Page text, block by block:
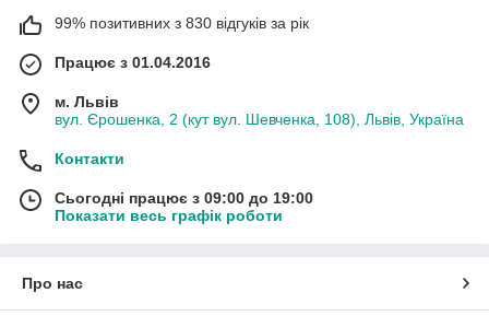
99% позитивних з 830 відгуків за рік
Працює з 01.04.2016
м. Львів
вул. Єрошенка, 2 (кут вул. Шевченка, 108), Львів, Україна
Контакти
Сьогодні працює з 09:00 до 19:00
Показати весь графік роботи
Про нас